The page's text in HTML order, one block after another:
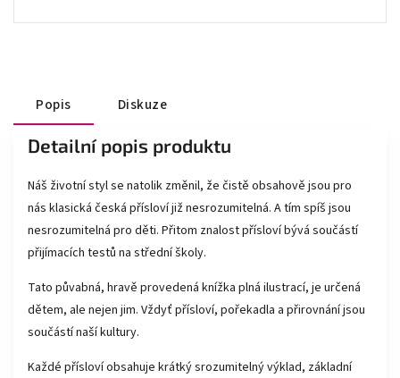
Popis Diskuze
Detailní popis produktu
Náš životní styl se natolik změnil, že čistě obsahově jsou pro
nás klasická česká přísloví již nesrozumitelná. A tím spíš jsou
nesrozumitelná pro děti. Přitom znalost přísloví bývá součástí
přijímacích testů na střední školy.
Tato půvabná, hravě provedená knížka plná ilustrací, je určená
dětem, ale nejen jim. Vždyť přísloví, pořekadla a přirovnání jsou
součástí naší kultury.
Každé přísloví obsahuje krátký srozumitelný výklad, základní